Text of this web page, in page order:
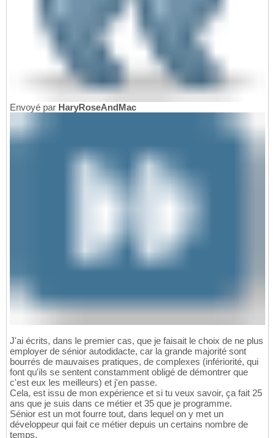
Envoyé par HaryRoseAndMac
J'ai écrits, dans le premier cas, que je faisait le choix de ne plus
employer de sénior autodidacte, car la grande majorité sont
bourrés de mauvaises pratiques, de complexes (infériorité, qui
font qu'ils se sentent constamment obligé de démontrer que
c'est eux les meilleurs) et j'en passe.
Cela, est issu de mon expérience et si tu veux savoir, ça fait 25
ans que je suis dans ce métier et 35 que je programme.
Sénior est un mot fourre tout, dans lequel on y met un
développeur qui fait ce métier depuis un certains nombre de
temps.